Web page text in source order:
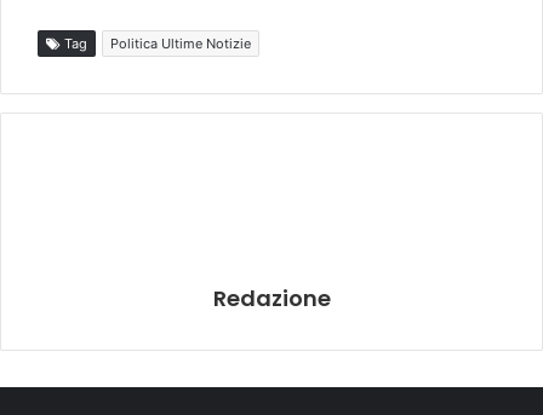
Tag Politica Ultime Notizie
Redazione